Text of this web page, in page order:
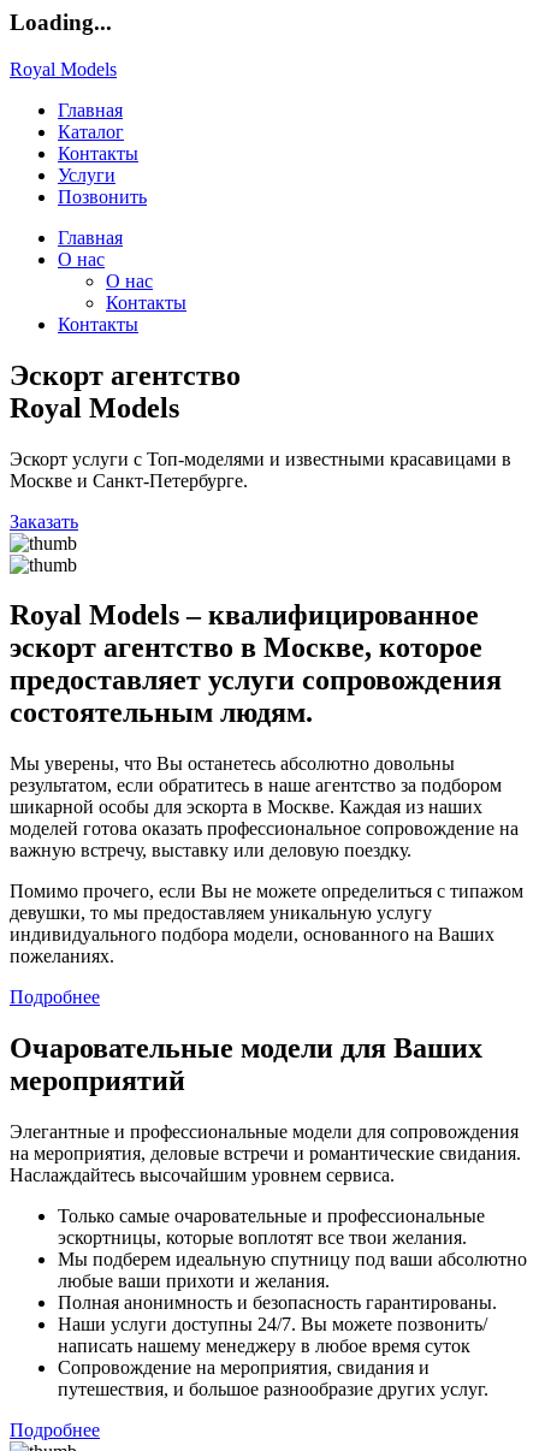
Loading...
Royal Models
Главная
Каталог
Контакты
Услуги
Позвонить
Главная
О нас
О нас
Контакты
Контакты
Эскорт агентство
Royal Models
Эскорт услуги с Топ-моделями и известными красавицами в
Москве и Санкт-Петербурге.
Заказать
Royal Models – квалифицированное
эскорт агентство в Москве, которое
предоставляет услуги сопровождения
состоятельным людям.
Мы уверены, что Вы останетесь абсолютно довольны
результатом, если обратитесь в наше агентство за подбором
шикарной особы для эскорта в Москве. Каждая из наших
моделей готова оказать профессиональное сопровождение на
важную встречу, выставку или деловую поездку.
Помимо прочего, если Вы не можете определиться с типажом
девушки, то мы предоставляем уникальную услугу
индивидуального подбора модели, основанного на Ваших
пожеланиях.
Подробнее
Очаровательные модели для Ваших
мероприятий
Элегантные и профессиональные модели для сопровождения
на мероприятия, деловые встречи и романтические свидания.
Наслаждайтесь высочайшим уровнем сервиса.
Только самые очаровательные и профессиональные
эскортницы, которые воплотят все твои желания.
Мы подберем идеальную спутницу под ваши абсолютно
любые ваши прихоти и желания.
Полная анонимность и безопасность гарантированы.
Наши услуги доступны 24/7. Вы можете позвонить/
написать нашему менеджеру в любое время суток
Сопровождение на мероприятия, свидания и
путешествия, и большое разнообразие других услуг.
Подробнее